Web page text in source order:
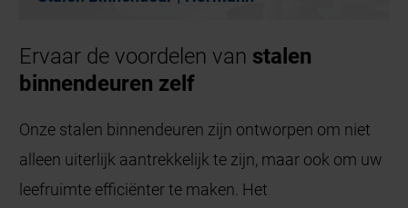
Ervaar de voordelen van stalen
binnendeuren zelf
Onze stalen binnendeuren zijn ontworpen om niet
alleen uiterlijk aantrekkelijk te zijn, maar ook om uw
leefruimte efficiënter te maken. Het